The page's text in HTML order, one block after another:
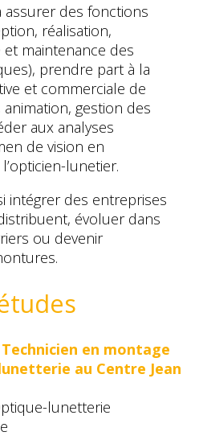
des fonctions
réalisation,
maintenance des
prendre part à la
et commerciale de
animation, gestion des
aux analyses
de vision en
lunetier.
intégrer des entreprises
évoluer dans
ou devenir
en montage
au Centre Jean
lunetterie